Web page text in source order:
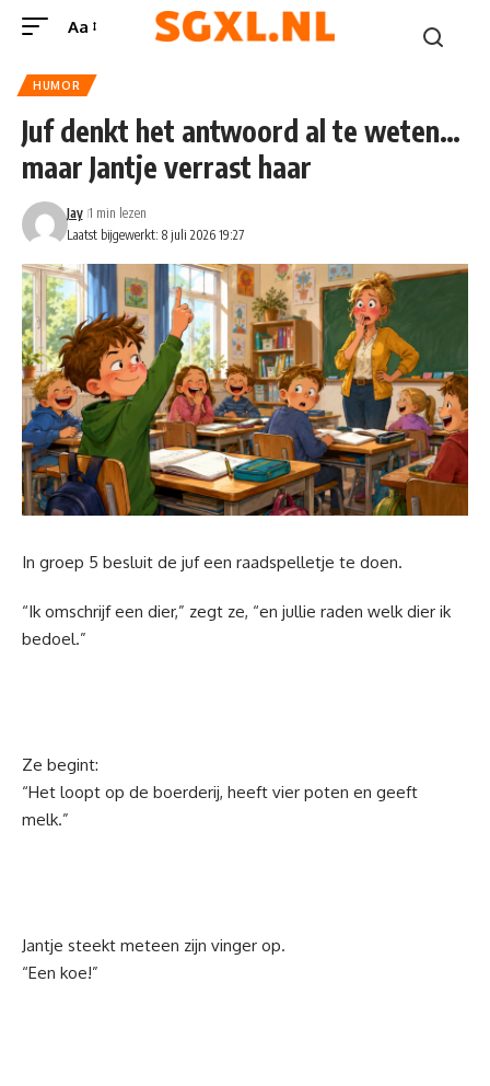
Aa
HUMOR
Juf denkt het antwoord al te weten…
maar Jantje verrast haar
Laatst bijgewerkt: 8 juli 2026 19:27
Jay 1 min lezen
In groep 5 besluit de juf een raadspelletje te doen.
“Ik omschrijf een dier,” zegt ze, “en jullie raden welk dier ik
bedoel.”
Ze begint:
“Het loopt op de boerderij, heeft vier poten en geeft
melk.”
Jantje steekt meteen zijn vinger op.
“Een koe!”